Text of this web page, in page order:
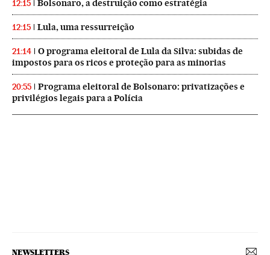
12:15 Bolsonaro, a destruição como estratégia
12:15 Lula, uma ressurreição
21:14
O programa eleitoral de Lula da Silva: subidas de
impostos para os ricos e proteção para as minorias
20:55
Programa eleitoral de Bolsonaro: privatizações e
privilégios legais para a Polícia
NEWSLETTERS